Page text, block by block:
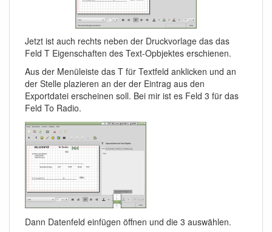
Jetzt ist auch rechts neben der Druckvorlage das das
Feld T Eigenschaften des Text-Opbjektes erschienen.
Aus der Menüleiste das T für Textfeld anklicken und an
der Stelle plazieren an der der Eintrag aus den
Exportdatei erscheinen soll. Bei mir ist es Feld 3 für das
Feld To Radio.
Dann Datenfeld einfügen öffnen und die 3 auswählen.